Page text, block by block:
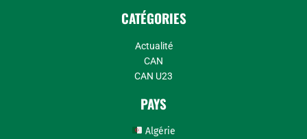
CATÉGORIES
Actualité
CAN
CAN U23
PAYS
Algérie